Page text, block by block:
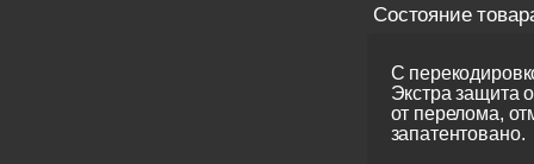
Состояние
С
Экстра защита
от перелома,
запатентовано.